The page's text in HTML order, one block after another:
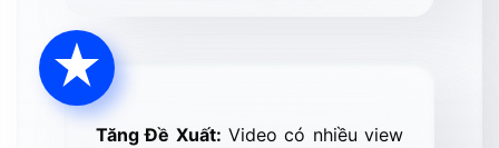
Tăng Đề Xuất: Video có nhiều view